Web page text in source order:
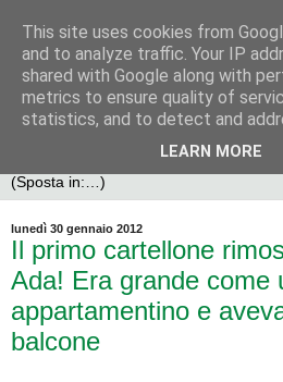
lunedì 30 gennaio 2012
Il primo cartellone
Ada! Era grande come
appartamentino e
balcone
This site uses cookies from
and to analyze traffic. Your IP
shared with Google along with
metrics to ensure quality of
statistics, and to detect and
LEARN MORE